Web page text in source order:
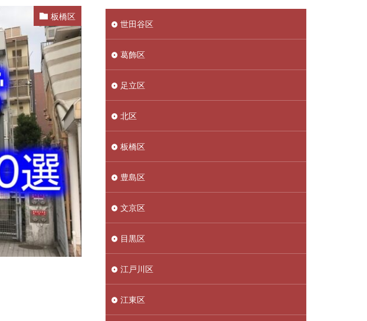
板橋区
世田谷区
葛飾区
足立区
北区
板橋区
豊島区
文京区
目黒区
江戸川区
江東区